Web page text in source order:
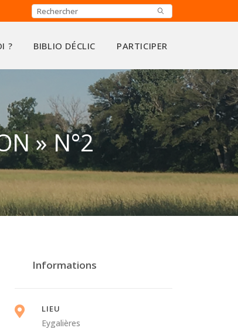
? BIBLIO DÉCLIC PARTICIPER
» N°2
Informations
LIEU
Eygalières